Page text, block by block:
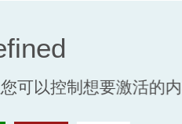
解与来自一线的实
同探讨经过验证的性
可以控制想要激活的